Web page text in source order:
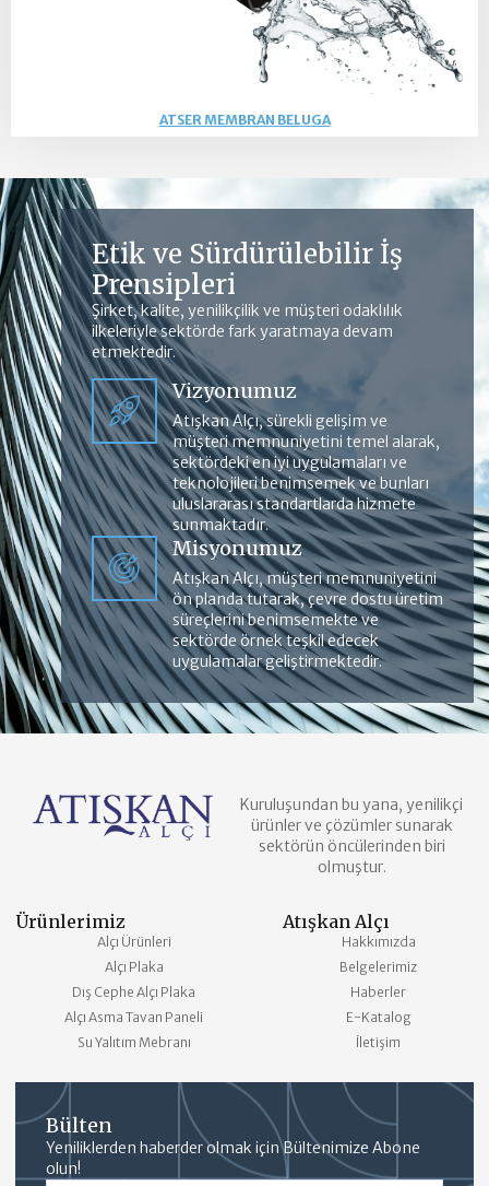
ATSER MEMBRAN BELUGA
Etik ve Sürdürülebilir İş
Prensipleri
Şirket, kalite, yenilikçilik ve müşteri odaklılık
ilkeleriyle sektörde fark yaratmaya devam
etmektedir.
Vizyonumuz
Atışkan Alçı, sürekli gelişim ve
müşteri memnuniyetini temel alarak,
sektördeki en iyi uygulamaları ve
teknolojileri benimsemek ve bunları
uluslararası standartlarda hizmete
sunmaktadır.
Misyonumuz
Atışkan Alçı, müşteri memnuniyetini
ön planda tutarak, çevre dostu üretim
süreçlerini benimsemekte ve
sektörde örnek teşkil edecek
uygulamalar geliştirmektedir.
Kuruluşundan bu yana, yenilikçi
ürünler ve çözümler sunarak
sektörün öncülerinden biri
olmuştur.
Ürünlerimiz
Alçı Ürünleri
Alçı Plaka
Dış Cephe Alçı Plaka
Alçı Asma Tavan Paneli
Su Yalıtım Mebranı
Atışkan Alçı
Hakkımızda
Belgelerimiz
Haberler
E-Katalog
İletişim
Bülten
Yeniliklerden haberder olmak için Bültenimize Abone
olun!